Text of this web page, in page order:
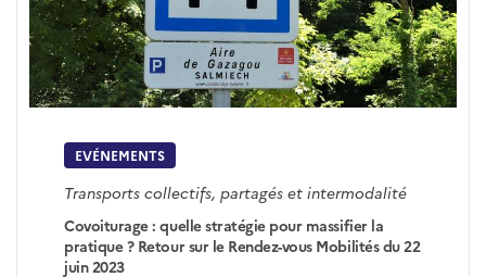
EVÉNEMENTS
Transports collectifs, partagés et intermodalité
Covoiturage : quelle stratégie pour massifier la
pratique ? Retour sur le Rendez-vous Mobilités du 22
juin 2023